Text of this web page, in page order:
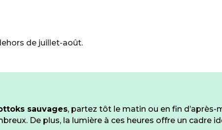
de juillet-août.
sauvages, partez tôt le matin ou en fin d’après-
De plus, la lumière à ces heures offre un cadre